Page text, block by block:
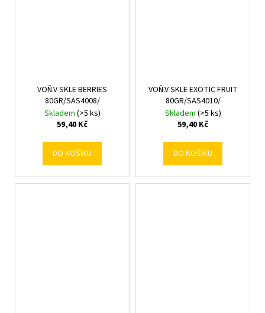
VOŇ.V SKLE BERRIES
80GR/SAS4008/
Skladem (>5 ks)
59,40 Kč
DO KOŠÍKU
VOŇ.V SKLE EXOTIC FRUIT
80GR/SAS4010/
Skladem (>5 ks)
59,40 Kč
DO KOŠÍKU